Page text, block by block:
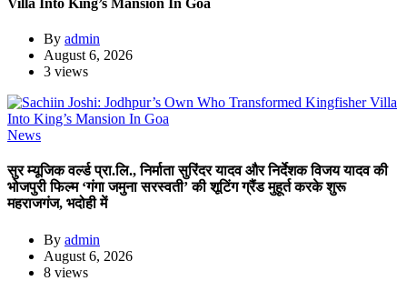
By admin
August 6, 2026
3 views
News
सुर म्यूजिक वर्ल्ड प्रा.लि., निर्माता सुरिंदर यादव और निर्देशक विजय यादव की
भोजपुरी फिल्म ‘गंगा जमुना सरस्वती’ की शूटिंग ग्रैंड मुहूर्त करके शुरू
महराजगंज, भदोही में
By admin
August 6, 2026
8 views